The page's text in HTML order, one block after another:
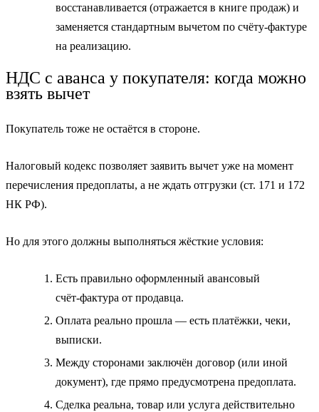
восстанавливается (отражается в книге продаж) и
заменяется стандартным вычетом по счёту‑фактуре
на реализацию.
НДС с аванса у покупателя: когда можно
взять вычет
Покупатель тоже не остаётся в стороне.
Налоговый кодекс позволяет заявить вычет уже на момент
перечисления предоплаты, а не ждать отгрузки (ст. 171 и 172
НК РФ).
Но для этого должны выполняться жёсткие условия:
Есть правильно оформленный авансовый
счёт‑фактура от продавца.
Оплата реально прошла — есть платёжки, чеки,
выписки.
Между сторонами заключён договор (или иной
документ), где прямо предусмотрена предоплата.
Сделка реальна, товар или услуга действительно